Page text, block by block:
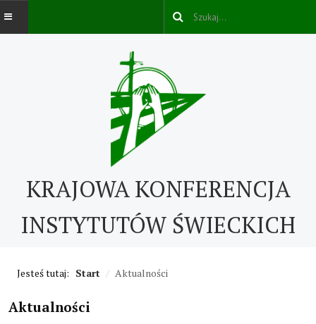
Kontakt
ABC IŚ
Historia IŚ
Cechy IŚ
KRAJOWA KONFERENCJA
INSTYTUTÓW ŚWIECKICH
Jesteś tutaj: Start / Aktualności
Aktualności